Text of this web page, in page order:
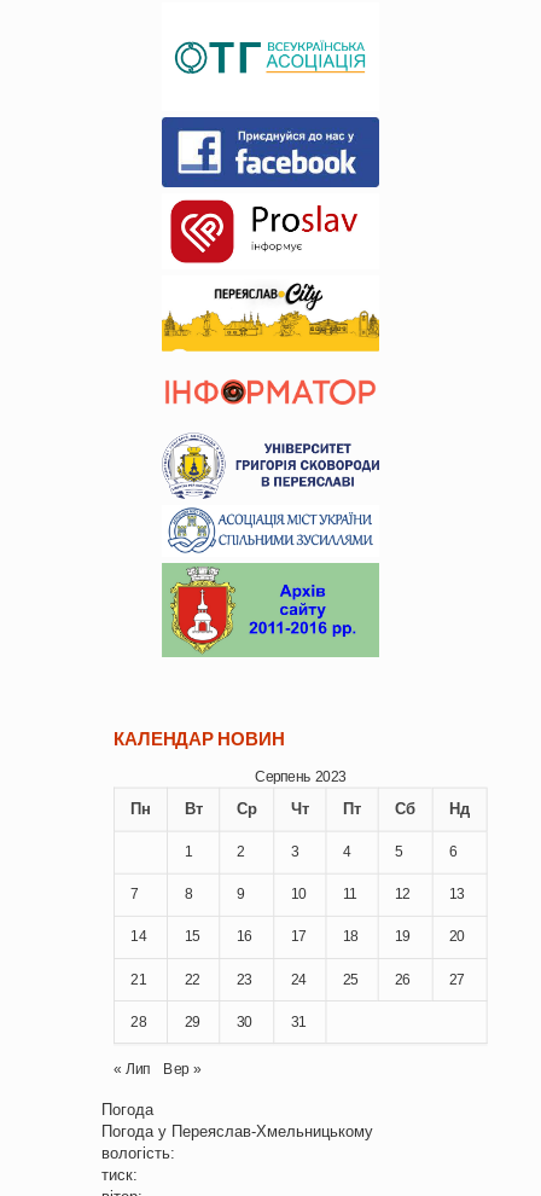
КАЛЕНДАР НОВИН
Серпень 2023
Пн Вт Ср Чт Пт Сб Нд
1 2 3 4 5 6
7 8 9 10 11 12 13
14 15 16 17 18 19 20
21 22 23 24 25 26 27
28 29 30 31
« Лип Вер »
Погода
Погода у Переяслав-Хмельницькому
вологість:
тиск: